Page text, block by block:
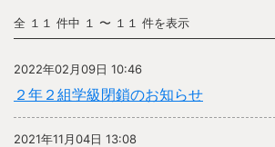
全 １１ 件中 １ 〜 １１ 件を表示
2022年02月09日 10:46
２年２組学級閉鎖のお知らせ
2021年11月04日 13:08